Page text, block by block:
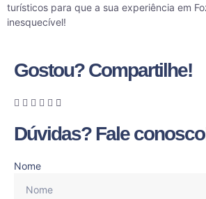
turísticos para que a sua experiência em
inesquecível!
Gostou? Compartilhe!
Dúvidas? Fale
Nome